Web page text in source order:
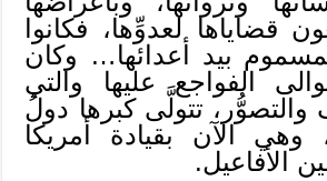
قضاياها لعدوِّها، فكانوا
بيد أعدائها… وكان
الفواجع عليها والتي
والتصوُّر، تتولَّى كبرها دولُ
وهي الآن بقيادة أمريكا
الأفاعيل.